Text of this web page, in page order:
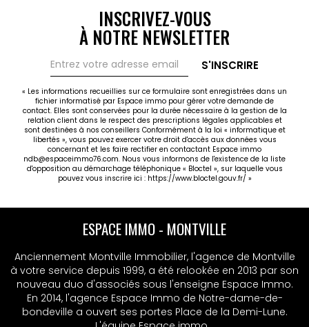
INSCRIVEZ-VOUS
À NOTRE NEWSLETTER
S'INSCRIRE
« Les informations recueillies sur ce formulaire sont enregistrées dans un
fichier informatisé par Espace immo pour gérer votre demande de
contact. Elles sont conservées pour la durée nécessaire à la gestion de la
relation client dans le respect des prescriptions légales applicables et
sont destinées à nos conseillers Conformément à la loi « informatique et
libertés », vous pouvez exercer votre droit d'accès aux données vous
concernant et les faire rectifier en contactant Espace immo
ndb@espaceimmo76.com. Nous vous informons de l'existence de la liste
d'opposition au démarchage téléphonique « Bloctel », sur laquelle vous
pouvez vous inscrire ici : https://www.bloctel.gouv.fr/ »
ESPACE IMMO - MSA
Anciennement Montville Immobilier, l'agence de Montville
à votre service depuis 1999, a été relookée en 2013 par son
nouveau duo d'associés sous l'enseigne Espace Immo.
En 2014, l'agence Espace Immo de Notre-dame-de-
bondeville a ouvert ses portes Place de la Demi-Lune.